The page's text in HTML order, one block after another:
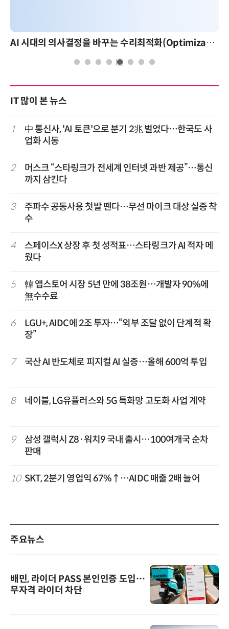
AI 시대의 의사결정을 바꾸는 수리최적화(Optimization): 실제 산업 적용 사례와 활용 전략
IT 많이 본 뉴스
1
中 통신사, 'AI 토큰'으로 분기 2兆 벌었다…한국도 사
업화 시동
2
머스크 “스타링크가 전세계 인터넷 과반 제공”…통신
까지 삼킨다
3
주파수 공동사용 첫발 뗀다…무선 마이크 대상 실증 착
수
4
스페이스X 상장 후 첫 성적표…스타링크가 AI 적자 메
웠다
5
韓 앱스토어 시장 5년 만에 38조원…개발자 90%에
無수수료
6
LGU+, AIDC에 2조 투자…“외부 조달 없이 단계적 확
장”
7 국산 AI 반도체로 피지컬 AI 실증…올해 600억 투입
8 네이블, LG유플러스와 5G 특화망 고도화 사업 계약
9
삼성 갤럭시 Z8·워치9 국내 출시…100여개국 순차
판매
10 SKT, 2분기 영업익 67%↑…AIDC 매출 2배 늘어
주요뉴스
배민, 라이더 PASS 본인인증 도입…
무자격 라이더 차단